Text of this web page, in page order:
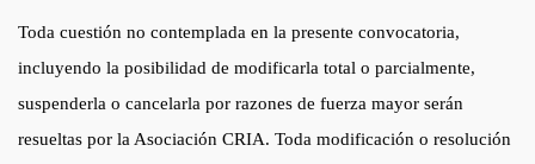
Toda cuestión no contemplada en la presente convocatoria,
incluyendo la posibilidad de modificarla total o parcialmente,
suspenderla o cancelarla por razones de fuerza mayor serán
resueltas por la Asociación CRIA. Toda modificación o resolución